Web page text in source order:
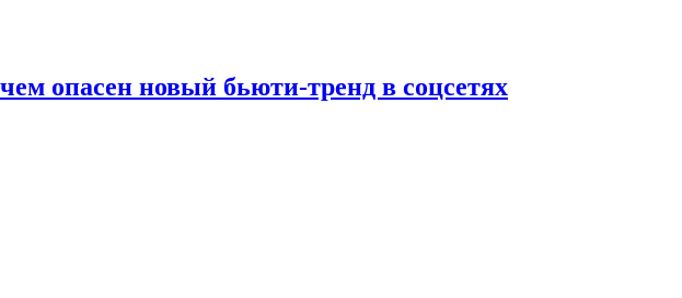
опасен новый бьюти-тренд в соцсетях